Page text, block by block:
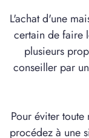
L'achat d'une
certain de faire
plusieurs
conseiller par
Pour éviter
procédez à une